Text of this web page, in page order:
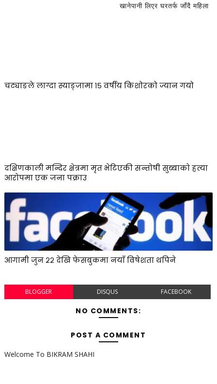
खानेपानी लिएर घरतर्फ जाँदै महिला
चट्याङले लाग्दा स्याङ्जामा १५ वर्षीय किशोरको ज्यान गयो
दक्षिणकाली मन्दिर क्षेत्रमा मृत भेटिएकी सन्ताेषी सुब्बाकाे हत्या
आराेपमा एक जना पक्राउ
आगामी जुन २२ देखि फेसबुकमा नयाँ विषेशता थपिने
BLOGGER DISQUS FACEBOOK
NO COMMENTS:
POST A COMMENT
Welcome To BIKRAM SHAHI